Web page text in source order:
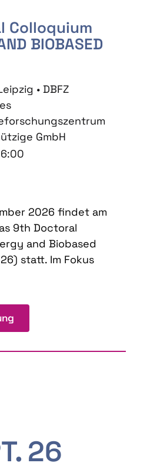
Colloquium
BIOBASED
• DBFZ
GmbH
2026 findet am
9th Doctoral
and Biobased
statt. Im Fokus
26